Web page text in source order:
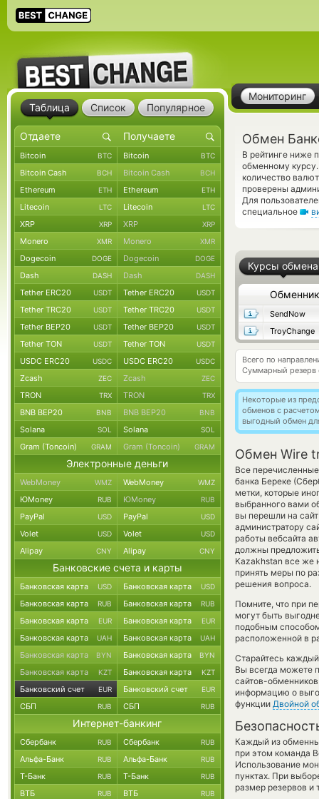
Мониторинг
Обмен
В рейтинге ниже
обменному
количество
проверены
Для
специальное
Курсы обмена
Обменник
SendNow
TroyChange
Всего по
Суммарный резерв
Некоторые из
обменов с
выгодный обмен
Обмен Wire
Все
банка Береке
метки, которые
выбранного вами
вы перешли на
администратору
работы вебсайта
должны
Kazakhstan все же
принять меры по
решения вопроса.
Помните, что при
могут быть
подобным
расположенной в
Старайтесь
Вы всегда можете
сайтов-
информацию о
функции Двойной
Каждый из
при этом команда
Использование
пунктах. При
размер резервов и
Таблица Список Популярное
Bitcoin BTC Bitcoin BTC
Bitcoin Cash BCH Bitcoin Cash BCH
Ethereum ETH Ethereum ETH
Litecoin LTC Litecoin LTC
XRP XRP XRP XRP
Monero XMR Monero XMR
Dogecoin DOGE Dogecoin DOGE
Dash DASH Dash DASH
Tether ERC20 USDT Tether ERC20 USDT
Tether TRC20 USDT Tether TRC20 USDT
Tether BEP20 USDT Tether BEP20 USDT
Tether TON USDT Tether TON USDT
USDC ERC20 USDC USDC ERC20 USDC
Zcash ZEC Zcash ZEC
TRON TRX TRON TRX
BNB BEP20 BNB BNB BEP20 BNB
Solana SOL Solana SOL
Gram (Toncoin) GRAM Gram (Toncoin) GRAM
Электронные деньги
WebMoney WMZ WebMoney WMZ
ЮMoney RUB ЮMoney RUB
PayPal USD PayPal USD
Volet USD Volet USD
Alipay CNY Alipay CNY
Банковские счета и карты
Банковская карта USD Банковская карта USD
Банковская карта RUB Банковская карта RUB
Банковская карта EUR Банковская карта EUR
Банковская карта UAH Банковская карта UAH
Банковская карта BYN Банковская карта BYN
Банковская карта KZT Банковская карта KZT
Банковский счет EUR Банковский счет EUR
СБП RUB СБП RUB
Интернет-банкинг
Сбербанк RUB Сбербанк RUB
Альфа-Банк RUB Альфа-Банк RUB
Т-Банк RUB Т-Банк RUB
ВТБ RUB ВТБ RUB